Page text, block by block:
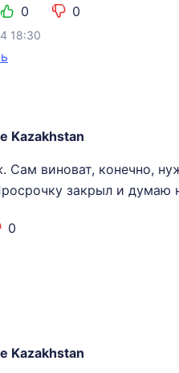
0 0
18:30
Kazakhstan
Сам виноват, конечно,
закрыл и
0
Kazakhstan